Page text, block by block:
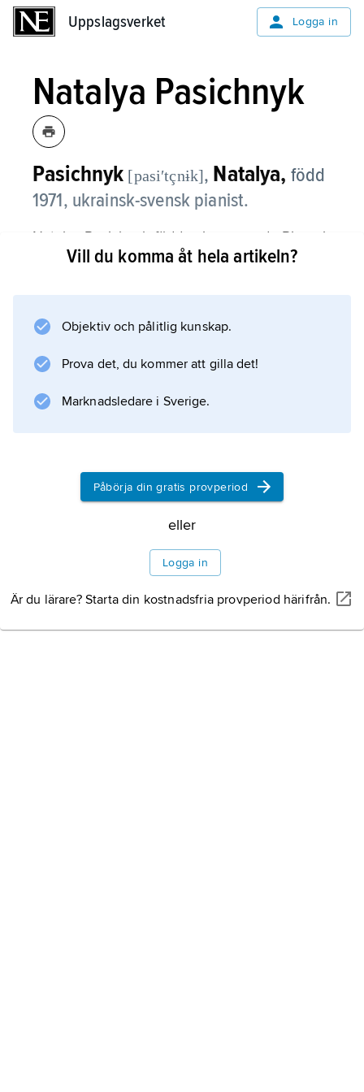
Uppslagsverket Logga in
Natalya Pasichnyk
Pasichnyk [pasiʹtçnɨk], Natalya, född
1971, ukrainsk-svensk pianist.
Natalya Pasichnyk föddes i nuvarande Rivne i
dåvarande Sovjetunionen och utbildades vid
Kungliga Musikhögskolan i Stockholm.
Information om artikeln
Vill du komma åt hela artikeln?
Objektiv och pålitlig kunskap.
Prova det, du kommer att gilla det!
Marknadsledare i Sverige.
Påbörja din gratis provperiod
eller
Logga in
Är du lärare? Starta din kostnadsfria provperiod härifrån.